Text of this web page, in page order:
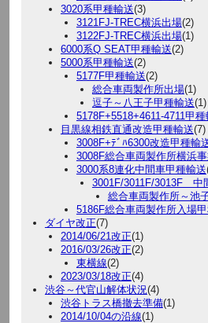
3020系甲種輸送(3)
3121FJ-TREC横浜出場(2)
3122FJ-TREC横浜出場(1)
6000系Q SEAT甲種輸送(2)
5000系甲種輸送(2)
5177F甲種輸送(2)
総合車両製作所出場(1)
逗子～八王子甲種輸送(1)
5178F+5518+4611-4711甲種
目黒線相鉄直通改造甲種輸送(7)
3008F+ﾃﾞﾊ6300改造甲種輸
3008F総合車両製作所横浜
3000系8連化中間車甲種輸送
3001F/3011F/3013F 中
総合車両製作所～池
5186F総合車両製作所入場
ダイヤ改正(7)
2014/06/21改正(1)
2016/03/26改正(2)
東横線(2)
2023/03/18改正(4)
渋谷～代官山解体状況(4)
渋谷トラス橋撤去準備(1)
2014/10/04の沿線(1)